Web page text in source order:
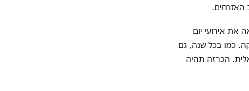
האזרחים.
את אירועי יום
כמו בכל שנה, גם
הכרזה תהיה